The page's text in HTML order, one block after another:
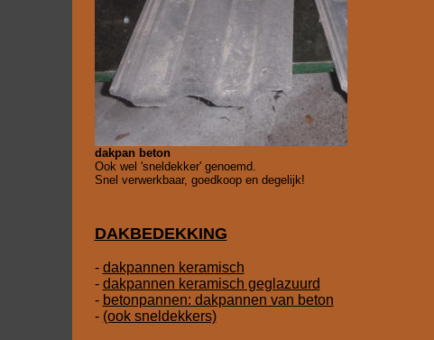
dakpan beton
Ook wel 'sneldekker' genoemd.
Snel verwerkbaar, goedkoop en degelijk!
DAKBEDEKKING
- dakpannen keramisch
- dakpannen keramisch geglazuurd
- betonpannen: dakpannen van beton
- (ook sneldekkers)